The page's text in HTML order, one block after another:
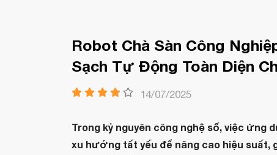
Robot Chà Sàn Công
Sạch Tự Động Toàn Diện
14/07/2025
Trong kỷ nguyên công nghệ số, việc ứng
xu hướng tất yếu để nâng cao hiệu suất,